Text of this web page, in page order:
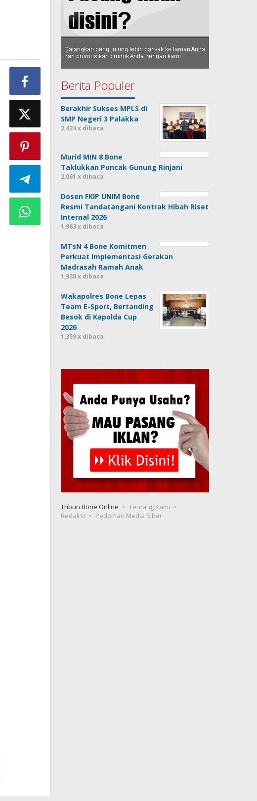
Berita Populer
Berakhir Sukses MPLS di
SMP Negeri 3 Palakka
2,424 x dibaca
Murid MIN 8 Bone
Taklukkan Puncak Gunung Rinjani
2,061 x dibaca
Dosen FKIP UNIM Bone
Resmi Tandatangani Kontrak Hibah Riset
Internal 2026
1,963 x dibaca
MTsN 4 Bone Komitmen
Perkuat Implementasi Gerakan
Madrasah Ramah Anak
1,930 x dibaca
Wakapolres Bone Lepas
Team E-Sport, Bertanding
Besok di Kapolda Cup
2026
1,359 x dibaca
Tribun Bone Online
Tentang Kami
Redaksi
Pedoman Media Siber